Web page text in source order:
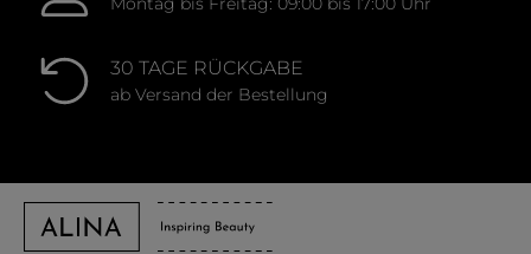
30 TAGE RÜCKGABE
ab Versand der Bestellung